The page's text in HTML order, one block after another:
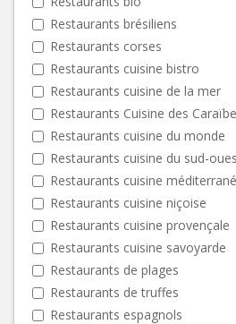
Restaurants brésiliens
Restaurants corses
Restaurants cuisine bistro
Restaurants cuisine de la mer
Restaurants Cuisine des
Restaurants cuisine du monde
Restaurants cuisine du sud-
Restaurants cuisine
Restaurants cuisine niçoise
Restaurants cuisine provençale
Restaurants cuisine savoyarde
Restaurants de plages
Restaurants de truffes
Restaurants espagnols